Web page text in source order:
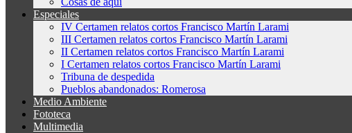
Especiales
IV Certamen relatos cortos Francisco Martín Larami
III Certamen relatos cortos Francisco Martín Larami
II Certamen relatos cortos Francisco Martín Larami
I Certamen relatos cortos Francisco Martín Larami
Tribuna de despedida
Pueblos abandonados: Romerosa
Medio Ambiente
Fototeca
Multimedia